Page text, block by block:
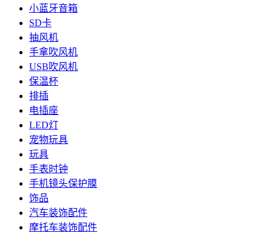
小蓝牙音箱
SD卡
抽风机
手拿吹风机
USB吹风机
保温杯
排插
电插座
LED灯
宠物玩具
玩具
手表时钟
手机镜头保护膜
饰品
汽车装饰配件
摩托车装饰配件